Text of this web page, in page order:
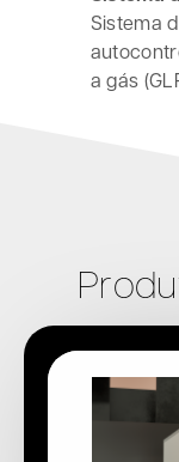
Sistema
a gás